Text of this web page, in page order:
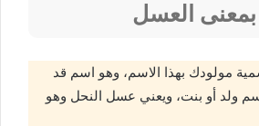
بمعنى العسل
مولودك بهذا الاسم، وهو اسم قد
ولد أو بنت، ويعني عسل النحل وهو